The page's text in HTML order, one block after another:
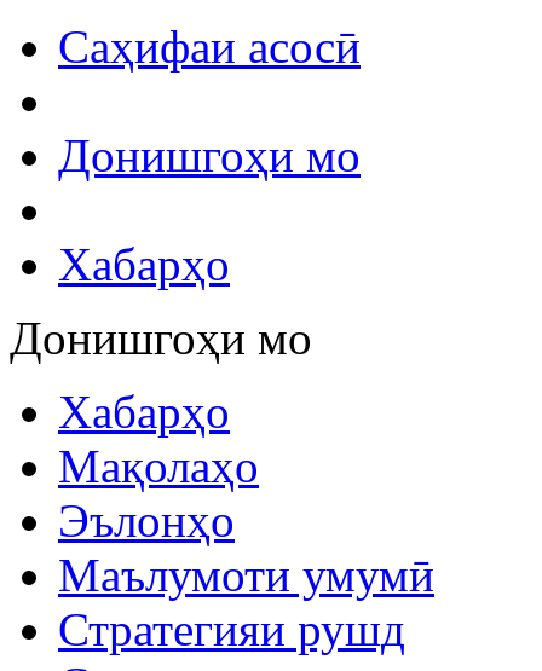
Саҳифаи асосӣ
Донишгоҳи мо
Хабарҳо
Донишгоҳи мо
Хабарҳо
Мақолаҳо
Эълонҳо
Маълумоти умумӣ
Стратегияи рушд